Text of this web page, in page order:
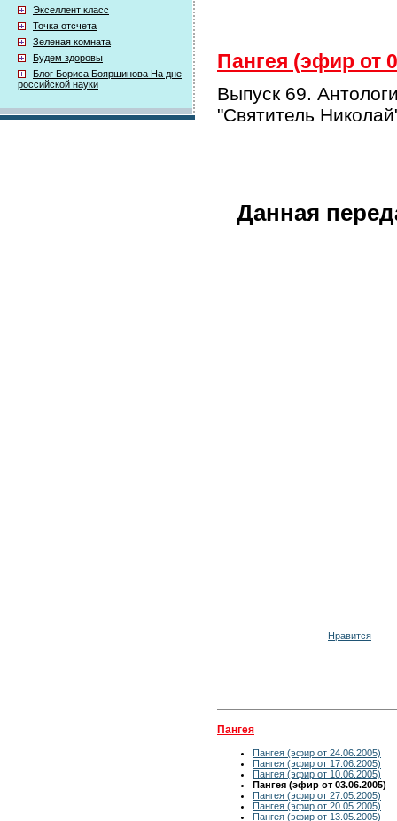
Экселлент класс
Точка отсчета
Зеленая комната
Будем здоровы
Блог Бориса Бояршинова На дне
российской науки
Пангея (эфир от
Выпуск 69.
"Святитель
Данная
Нравится
Пангея
Пангея (эфир от 24.06.2005)
Пангея (эфир от 17.06.2005)
Пангея (эфир от 10.06.2005)
Пангея (эфир от 03.06.2005)
Пангея (эфир от 27.05.2005)
Пангея (эфир от 20.05.2005)
Пангея (эфир от 13.05.2005)